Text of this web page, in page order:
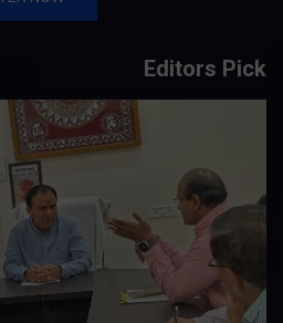
Editors Pick